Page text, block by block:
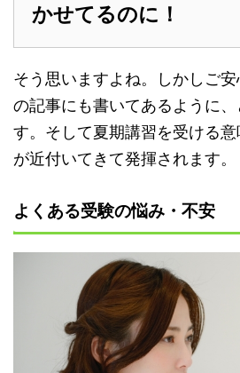
かせてるのに！
そう思いますよね。しかしご
の記事にも書いてあるように
す。そして夏期講習を受ける
が近付いてきて発揮されます。
よくある受験の悩み・不安